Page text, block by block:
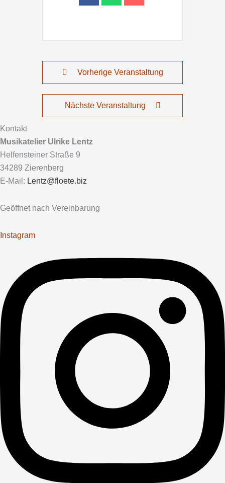
Vorherige Veranstaltung
Nächste Veranstaltung
Kontakt
Musikatelier Ulrike Lentz
Helfensteiner Straße 9
34289 Zierenberg
E-Mail: Lentz@floete.biz
Geöffnet nach Vereinbarung
Instagram